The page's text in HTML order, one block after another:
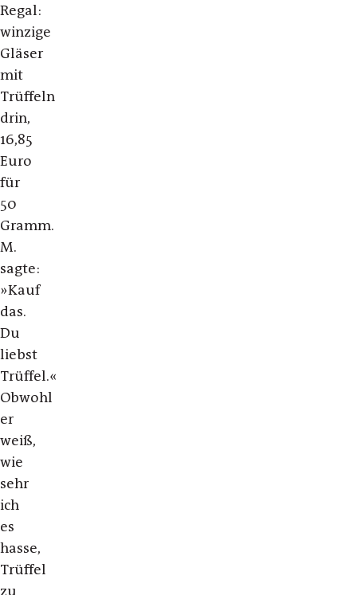
Regal:
winzige
Gläser
mit
Trüffeln
drin,
16,85
Euro
für
50
Gramm.
M.
sagte:
»Kauf
das.
Du
liebst
Trüffel.«
Obwohl
er
weiß,
wie
sehr
ich
es
hasse,
Trüffel